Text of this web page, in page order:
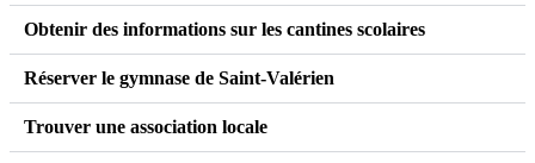
Obtenir des informations sur les cantines scolaires
Réserver le gymnase de Saint-Valérien
Trouver une association locale